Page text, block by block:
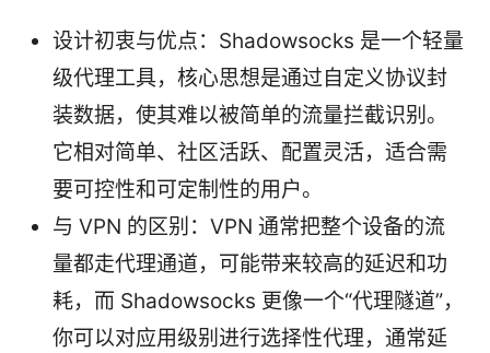
设计初衷与优点：Shadowsocks 是一个轻量
级代理工具，核心思想是通过自定义协议封
装数据，使其难以被简单的流量拦截识别。
它相对简单、社区活跃、配置灵活，适合需
要可控性和可定制性的用户。
与 VPN 的区别：VPN 通常把整个设备的流
量都走代理通道，可能带来较高的延迟和功
耗，而 Shadowsocks 更像一个“代理隧道”，
你可以对应用级别进行选择性代理，通常延